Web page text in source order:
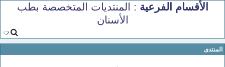
الأقسام الفرعية: المنتديات المتخصصة بطب
الأسنان
المنتدى